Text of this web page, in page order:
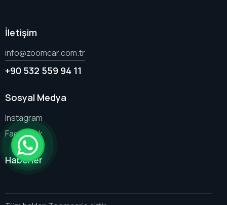
İletişim
info@zoomcar.com.tr
+90 532 559 94 11
Sosyal Medya
Instagram
Facebook
Haberler